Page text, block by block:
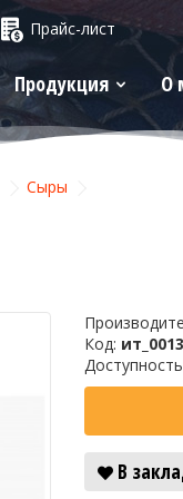
Прайс-лист
Продукция О
Сыры
Код:
В